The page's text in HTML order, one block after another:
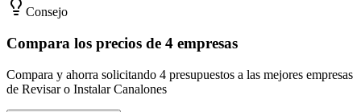
Consejo
Compara los precios de 4 empresas
Compara y ahorra solicitando 4 presupuestos a las mejores empresas
de Revisar o Instalar Canalones